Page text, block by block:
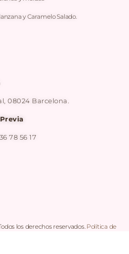
y Caramelo Salado.
08024 Barcelona.
78 56 17
los derechos reservados. Política de